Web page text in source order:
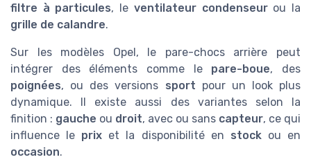
filtre à particules, le ventilateur condenseurou la
grille de calandre.
Sur les modèles Opel, le pare-chocs arrière peut
intégrer des éléments comme le pare-boue, des
poignées, ou des versions sport pour un look plus
dynamique. Il existe aussi des variantes selon la
finition : gauche ou droit, avec ou sans capteur, ce qui
influence le prix et la disponibilité en stockou en
occasion.